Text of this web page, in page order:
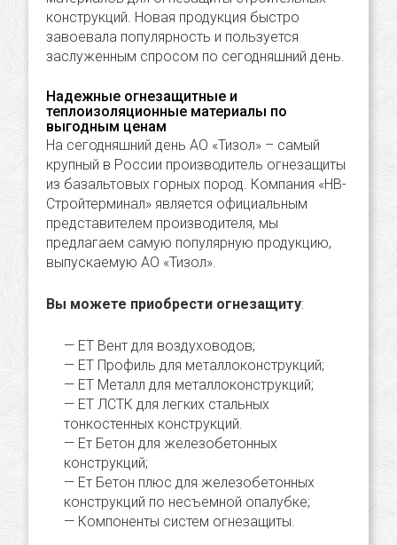
конструкций. Новая продукция быстро
завоевала популярность и пользуется
заслуженным спросом по сегодняшний день.
Надежные огнезащитные и
теплоизоляционные материалы по
выгодным ценам
На сегодняшний день АО «Тизол» – самый
крупный в России производитель огнезащиты
из базальтовых горных пород. Компания «НВ-
Стройтерминал» является официальным
представителем производителя, мы
предлагаем самую популярную продукцию,
выпускаемую АО «Тизол».
Вы можете приобрести огнезащиту:
ЕТ Вент для воздуховодов;
ЕТ Профиль для металлоконструкций;
ЕТ Металл для металлоконструкций;
ЕТ ЛСТК для легких стальных
тонкостенных конструкций.
Ет Бетон для железобетонных
конструкций;
Ет Бетон плюс для железобетонных
конструкций по несъемной опалубке;
Компоненты систем огнезащиты.